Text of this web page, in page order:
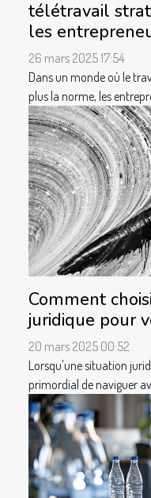
télétravail
les
26 mars 2025 17:54
Dans un monde où le
plus la norme, les
Comment
juridique pour
20 mars 2025 00:52
Lorsqu'une situation
primordial de naviguer